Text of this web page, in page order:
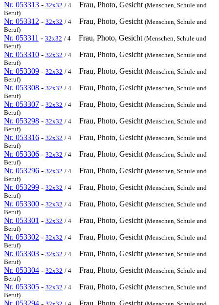
Nr. 053313 - 32x32 / 4 Frau, Photo, Gesicht (Menschen, Schule und
Beruf)
Nr. 053312 - 32x32 / 4 Frau, Photo, Gesicht (Menschen, Schule und
Beruf)
Nr. 053311 - 32x32 / 4 Frau, Photo, Gesicht (Menschen, Schule und
Beruf)
Nr. 053310 - 32x32 / 4 Frau, Photo, Gesicht (Menschen, Schule und
Beruf)
Nr. 053309 - 32x32 / 4 Frau, Photo, Gesicht (Menschen, Schule und
Beruf)
Nr. 053308 - 32x32 / 4 Frau, Photo, Gesicht (Menschen, Schule und
Beruf)
Nr. 053307 - 32x32 / 4 Frau, Photo, Gesicht (Menschen, Schule und
Beruf)
Nr. 053298 - 32x32 / 4 Frau, Photo, Gesicht (Menschen, Schule und
Beruf)
Nr. 053316 - 32x32 / 4 Frau, Photo, Gesicht (Menschen, Schule und
Beruf)
Nr. 053306 - 32x32 / 4 Frau, Photo, Gesicht (Menschen, Schule und
Beruf)
Nr. 053296 - 32x32 / 4 Frau, Photo, Gesicht (Menschen, Schule und
Beruf)
Nr. 053299 - 32x32 / 4 Frau, Photo, Gesicht (Menschen, Schule und
Beruf)
Nr. 053300 - 32x32 / 4 Frau, Photo, Gesicht (Menschen, Schule und
Beruf)
Nr. 053301 - 32x32 / 4 Frau, Photo, Gesicht (Menschen, Schule und
Beruf)
Nr. 053302 - 32x32 / 4 Frau, Photo, Gesicht (Menschen, Schule und
Beruf)
Nr. 053303 - 32x32 / 4 Frau, Photo, Gesicht (Menschen, Schule und
Beruf)
Nr. 053304 - 32x32 / 4 Frau, Photo, Gesicht (Menschen, Schule und
Beruf)
Nr. 053305 - 32x32 / 4 Frau, Photo, Gesicht (Menschen, Schule und
Beruf)
Nr. 053294 - Frau, Photo, Gesicht